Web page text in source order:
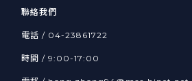
聯絡我們
電話 / 04-23861722
時間 / 9:00-17:00